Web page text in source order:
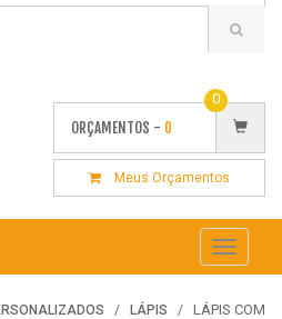
ORÇAMENTOS - 0
0
Meus Orçamentos
Toggle
LÁPIS
LÁPIS COM